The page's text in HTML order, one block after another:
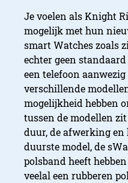
Je voelen als Knight
mogelijk met hun
smart Watches zoals
echter geen
een telefoon aanwezig
verschillende
mogelijkheid hebben
tussen de modellen
duur, de afwerking
duurste model, de
polsband heeft
veelal een rubberen